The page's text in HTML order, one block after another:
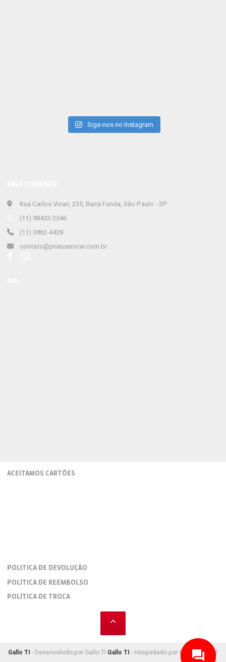
Rua Carlos Vicari, 235, Barra Funda, São Paulo - SP
(11) 98433-2546
(11) 3862-4428
contato@pneuservcar.com.br
Siga-nos no Instagram
ACEITAMOS CARTÕES
POLITICA DE DEVOLUÇÃO
POLÍTICA DE REEMBOLSO
POLÍTICA DE TROCA
Gallo TI - Desenvolvido por Gallo TI Gallo TI - Hospedado por Gallo TI HOST